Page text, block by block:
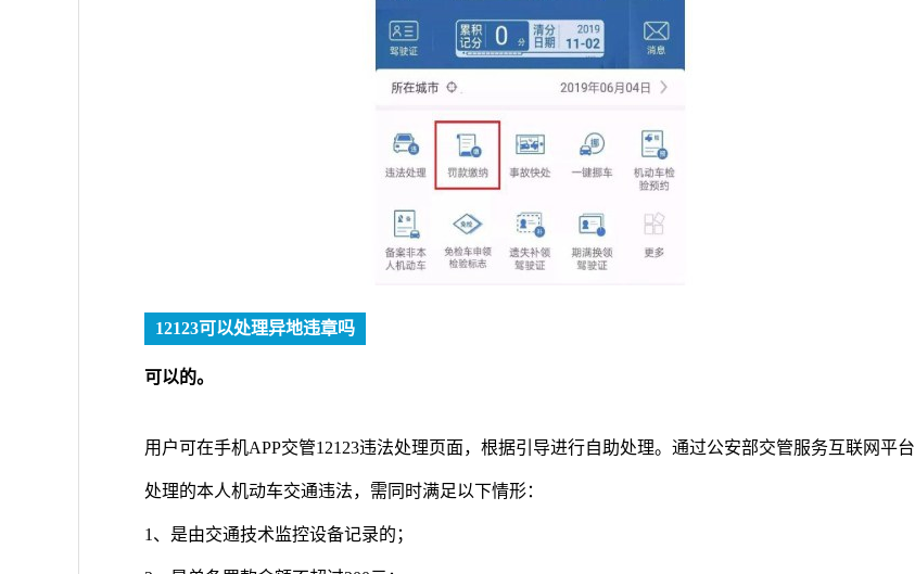
12123可以处理异地违章吗
可以的。
用户可在手机APP交管12123违法处理页面，根据引导进行自助处理。通过公安部交管服务互联网平台
处理的本人机动车交通违法，需同时满足以下情形：
1、是由交通技术监控设备记录的；